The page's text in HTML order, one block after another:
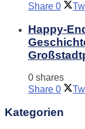
Share 0
Happy-
0 shares
Share 0
Kategorien